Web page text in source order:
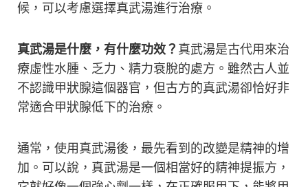
候，可以考慮選擇真武湯進行治療。
真武湯是什麼，有什麼功效？ 真武湯是古代用來治
療虛性水腫、乏力、精力衰脫的處方。雖然古人並
不認識甲狀腺這個器官，但古方的真武湯卻恰好非
常適合甲狀腺低下的治療。
通常，使用真武湯後，最先看到的改變是精神的增
加。可以說，真武湯是一個相當好的精神提振方，